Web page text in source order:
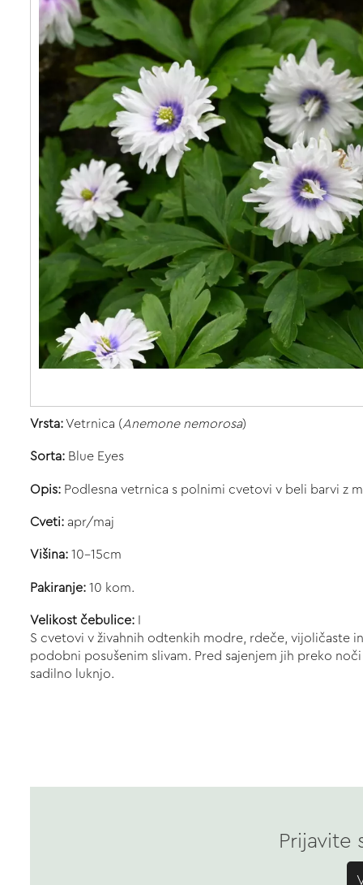
Vrsta:Vetrnica (Anemone nemorosa)
Sorta: Blue Eyes
Opis: Podlesna vetrnica s polnimi cvetovi v beli barvi z
Cveti: apr/maj
Višina: 10-15cm
Pakiranje: 10 kom.
Velikost čebulice:
S cvetovi v živahnih odtenkih modre, rdeče, vijoličaste
podobni posušenim slivam. Pred sajenjem jih preko
sadilno luknjo.
Prijavite